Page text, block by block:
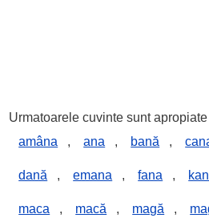
Urmatoarele cuvinte sunt
amâna
, ana , bană ,
dană , emana , fana ,
maca , macă , magă ,